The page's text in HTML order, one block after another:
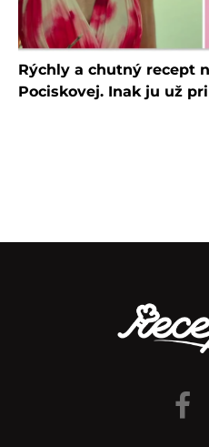
Rýchly a chutný recept
Pociskovej. Inak ju už